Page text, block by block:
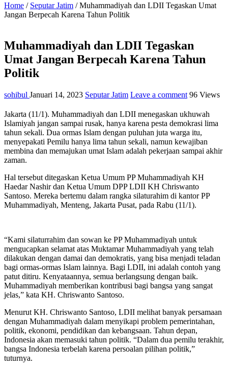
Home / Seputar Jatim / Muhammadiyah dan LDII Tegaskan Umat
Jangan Berpecah Karena Tahun Politik
Muhammadiyah dan LDII Tegaskan
Umat Jangan Berpecah Karena Tahun
Politik
sohibul Januari 14, 2023 Seputar Jatim Leave a comment 96 Views
Jakarta (11/1). Muhammadiyah dan LDII menegaskan ukhuwah
Islamiyah jangan sampai rusak, hanya karena pesta demokrasi lima
tahun sekali. Dua ormas Islam dengan puluhan juta warga itu,
menyepakati Pemilu hanya lima tahun sekali, namun kewajiban
membina dan memajukan umat Islam adalah pekerjaan sampai akhir
zaman.
Hal tersebut ditegaskan Ketua Umum PP Muhammadiyah KH
Haedar Nashir dan Ketua Umum DPP LDII KH Chriswanto
Santoso. Mereka bertemu dalam rangka silaturahim di kantor PP
Muhammadiyah, Menteng, Jakarta Pusat, pada Rabu (11/1).
“Kami silaturrahim dan sowan ke PP Muhammadiyah untuk
mengucapkan selamat atas Muktamar Muhammadiyah yang telah
dilakukan dengan damai dan demokratis, yang bisa menjadi teladan
bagi ormas-ormas Islam lainnya. Bagi LDII, ini adalah contoh yang
patut ditiru. Kenyataannya, semua berlangsung dengan baik.
Muhammadiyah memberikan kontribusi bagi bangsa yang sangat
jelas,” kata KH. Chriswanto Santoso.
Menurut KH. Chriswanto Santoso, LDII melihat banyak persamaan
dengan Muhammadiyah dalam menyikapi problem pemerintahan,
politik, ekonomi, pendidikan dan kebangsaan. Tahun depan,
Indonesia akan memasuki tahun politik. “Dalam dua pemilu terakhir,
bangsa Indonesia terbelah karena persoalan pilihan politik,”
tuturnya.